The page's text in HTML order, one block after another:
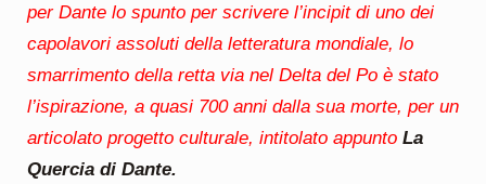
per Dante lo spunto per scrivere l’incipit di uno dei
capolavori assoluti della letteratura mondiale, lo
smarrimento della retta via nel Delta del Po è stato
l’ispirazione, a quasi 700 anni dalla sua morte, per un
articolato progetto culturale, intitolato appunto La
Quercia di Dante.